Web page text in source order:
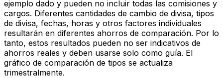
ejemplo dado y pueden no incluir todas las comisiones y
cargos. Diferentes cantidades de cambio de divisa, tipos
de divisa, fechas, horas y otros factores individuales
resultarán en diferentes ahorros de comparación. Por lo
tanto, estos resultados pueden no ser indicativos de
ahorros reales y deben usarse solo como guía. El
gráfico de comparación de tipos se actualiza
trimestralmente.